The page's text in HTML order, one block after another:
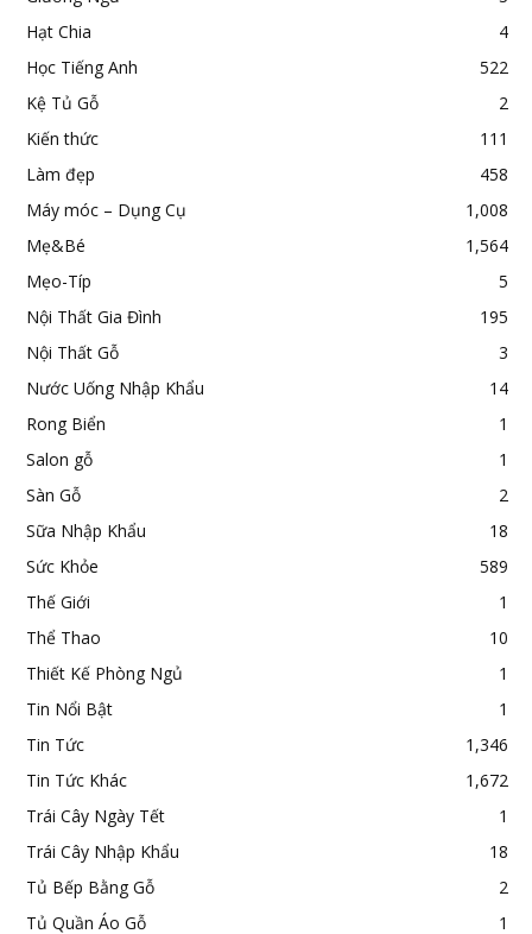
Hạt Chia
4
Học Tiếng Anh
522
Kệ Tủ Gỗ
2
Kiến thức
111
Làm đẹp
458
Máy móc – Dụng Cụ
1,008
Mẹ&Bé
1,564
Mẹo-Típ
5
Nội Thất Gia Đình
195
Nội Thất Gỗ
3
Nước Uống Nhập Khẩu
14
Rong Biển
1
Salon gỗ
1
Sàn Gỗ
2
Sữa Nhập Khẩu
18
Sức Khỏe
589
Thế Giới
1
Thể Thao
10
Thiết Kế Phòng Ngủ
1
Tin Nổi Bật
1
Tin Tức
1,346
Tin Tức Khác
1,672
Trái Cây Ngày Tết
1
Trái Cây Nhập Khẩu
18
Tủ Bếp Bằng Gỗ
2
Tủ Quần Áo Gỗ
1